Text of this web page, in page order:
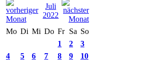
Juli
2022
Mo Di Mi Do Fr Sa So
1
2
3
4
5 6 7 8 9
10